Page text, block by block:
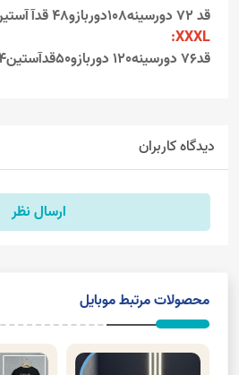
قد ۷2 دورسینه108دوربازو48 قدآآستین۲3
XXXL:
قد۷6 دورسینه120 دوربازو50قدآستین۲4
دیدگاه کاربران
ارسال نظر
محصولات مرتبط موبایل